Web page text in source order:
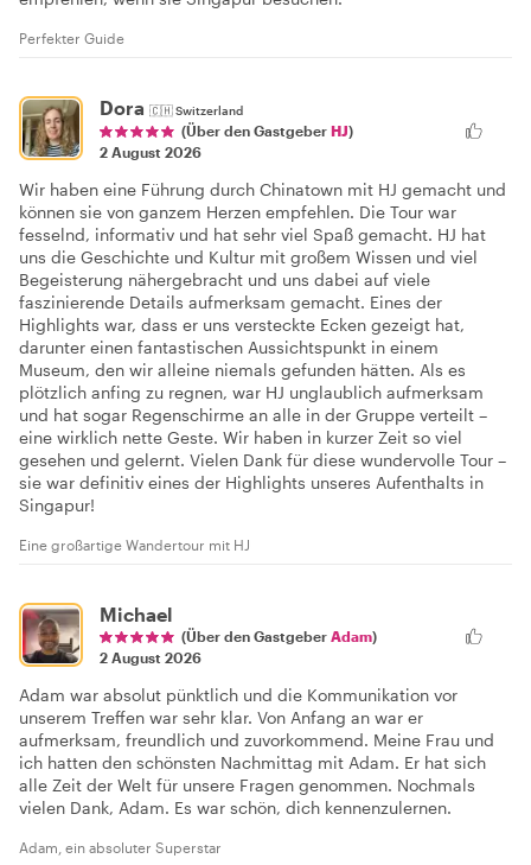
Perfekter Guide
Dora 🇨🇭Switzerland
(Über den Gastgeber HJ)
2 August 2026
Wir haben eine Führung durch Chinatown mit HJ gemacht und
können sie von ganzem Herzen empfehlen. Die Tour war
fesselnd, informativ und hat sehr viel Spaß gemacht. HJ hat
uns die Geschichte und Kultur mit großem Wissen und viel
Begeisterung nähergebracht und uns dabei auf viele
faszinierende Details aufmerksam gemacht. Eines der
Highlights war, dass er uns versteckte Ecken gezeigt hat,
darunter einen fantastischen Aussichtspunkt in einem
Museum, den wir alleine niemals gefunden hätten. Als es
plötzlich anfing zu regnen, war HJ unglaublich aufmerksam
und hat sogar Regenschirme an alle in der Gruppe verteilt –
eine wirklich nette Geste. Wir haben in kurzer Zeit so viel
gesehen und gelernt. Vielen Dank für diese wundervolle Tour –
sie war definitiv eines der Highlights unseres Aufenthalts in
Singapur!
Eine großartige Wandertour mit HJ
Michael
(Über den Gastgeber Adam)
2 August 2026
Adam war absolut pünktlich und die Kommunikation vor
unserem Treffen war sehr klar. Von Anfang an war er
aufmerksam, freundlich und zuvorkommend. Meine Frau und
ich hatten den schönsten Nachmittag mit Adam. Er hat sich
alle Zeit der Welt für unsere Fragen genommen. Nochmals
vielen Dank, Adam. Es war schön, dich kennenzulernen.
Adam, ein absoluter Superstar